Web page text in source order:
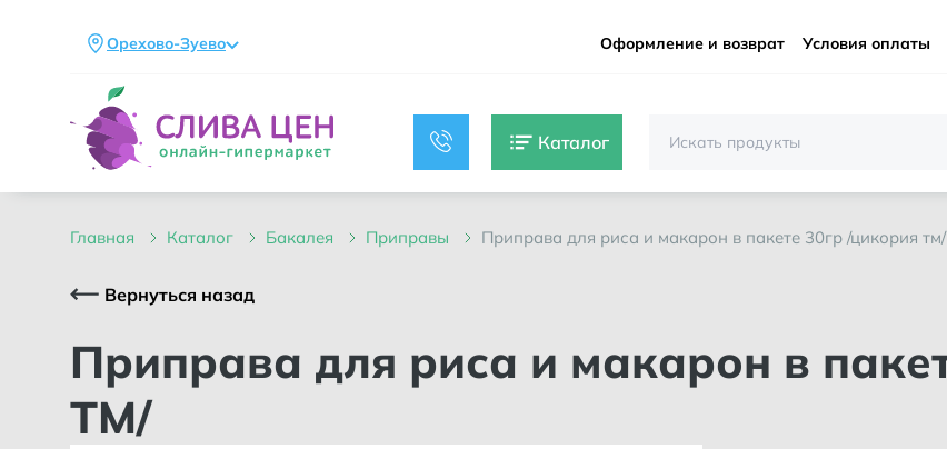
Орехово-Зуево Оформление и возврат Условия оплаты
Каталог
главная каталог бакалея приправы приправа для риса и макарон в пакете 30гр /цикория тм/
Вернуться назад
Приправа для риса и макарон в пакете 30гр /ЦИКОРИЯ
ТМ/